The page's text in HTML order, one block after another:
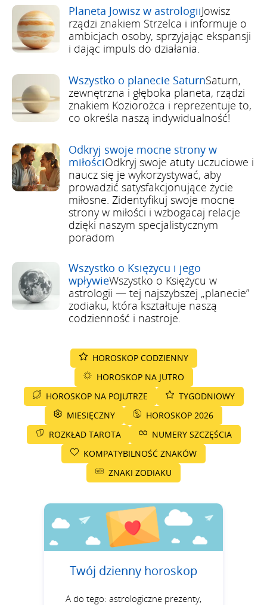
Planeta Jowisz w astrologiiJowisz
rządzi znakiem Strzelca i informuje o
ambicjach osoby, sprzyjając ekspansji
i dając impuls do działania.
Wszystko o planecie SaturnSaturn,
zewnętrzna i głęboka planeta, rządzi
znakiem Koziorożca i reprezentuje to,
co określa naszą indywidualność!
Odkryj swoje mocne strony w
miłościOdkryj swoje atuty uczuciowe i
naucz się je wykorzystywać, aby
prowadzić satysfakcjonujące życie
miłosne. Zidentyfikuj swoje mocne
strony w miłości i wzbogacaj relacje
dzięki naszym specjalistycznym
poradom
Wszystko o Księżycu i jego
wpływieWszystko o Księżycu w
astrologii — tej najszybszej „planecie”
zodiaku, która kształtuje naszą
codzienność i nastroje.
HOROSKOP CODZIENNY
HOROSKOP NA JUTRO
HOROSKOP NA POJUTRZE
TYGODNIOWY
MIESIĘCZNY
HOROSKOP 2026
ROZKŁAD TAROTA
NUMERY SZCZĘŚCIA
KOMPATYBILNOŚĆ ZNAKÓW
ZNAKI ZODIAKU
Twój dzienny horoskop
A do tego: astrologiczne prezenty,